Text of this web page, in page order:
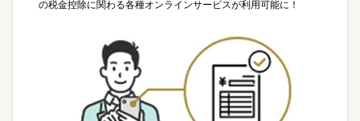
の税金控除に関わる各種オンラインサービスが利用可能に！